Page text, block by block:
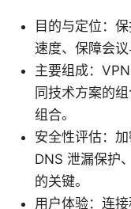
目的与定位：
速度、保障会议
主要组成：
同技术方案的
组合。
安全性评估：
DNS 泄漏保护
的关键。
用户体验：连